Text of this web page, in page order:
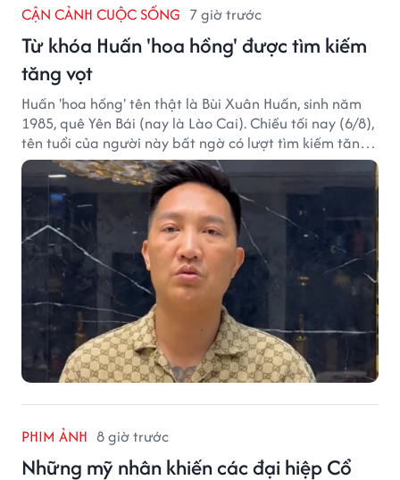
CẬN CẢNH CUỘC SỐNG 7 giờ trước
Từ khóa Huấn 'hoa hồng' được tìm kiếm
tăng vọt
Huấn 'hoa hồng' tên thật là Bùi Xuân Huấn, sinh năm
1985, quê Yên Bái (nay là Lào Cai). Chiều tối nay (6/8),
tên tuổi của người này bất ngờ có lượt tìm kiếm tăng
vọt.
PHIM ẢNH 8 giờ trước
Những mỹ nhân khiến các đại hiệp Cổ